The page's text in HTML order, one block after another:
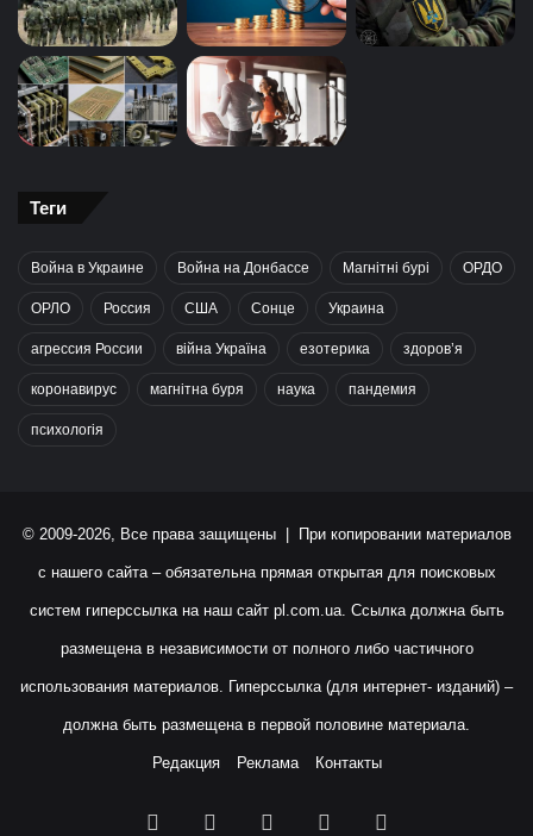
Теги
Война в Украине Война на Донбассе Магнітні бурі ОРДО
ОРЛО Россия США Сонце Украина
агрессия России війна Україна езотерика здоров’я
коронавирус магнітна буря наука пандемия
психологія
© 2009-2026, Все права защищены | При копировании материалов
с нашего сайта – обязательна прямая открытая для поисковых
систем гиперссылка на наш сайт pl.com.ua. Ссылка должна быть
размещена в независимости от полного либо частичного
использования материалов. Гиперссылка (для интернет- изданий) –
должна быть размещена в первой половине материала.
Редакция Реклама Контакты
Facebook YouTubeInstagram